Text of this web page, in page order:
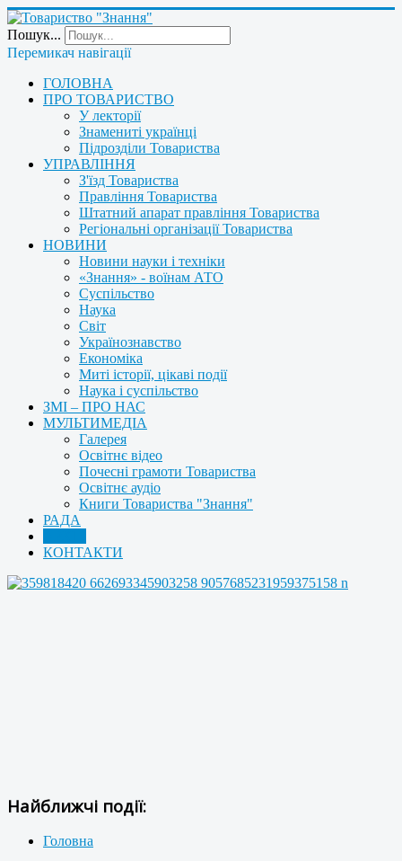
Пошук...
Перемикач навігації
ГОЛОВНА
ПРО ТОВАРИСТВО
У лекторії
Знамениті українці
Підрозділи Товариства
УПРАВЛІННЯ
З'їзд Товариства
Правління Товариства
Штатний апарат правління Товариства
Регіональні організації Товариства
НОВИНИ
Новини науки і техніки
«Знання» - воїнам АТО
Суспільство
Наука
Світ
Українознавство
Економіка
Миті історії, цікаві події
Наука і суспільство
ЗМІ – ПРО НАС
МУЛЬТИМЕДІА
Галерея
Освітнє відео
Почесні грамоти Товариства
Освітнє аудіо
Книги Товариства "Знання"
РАДА
КОНТАКТИ
Найближчі події:
Головна